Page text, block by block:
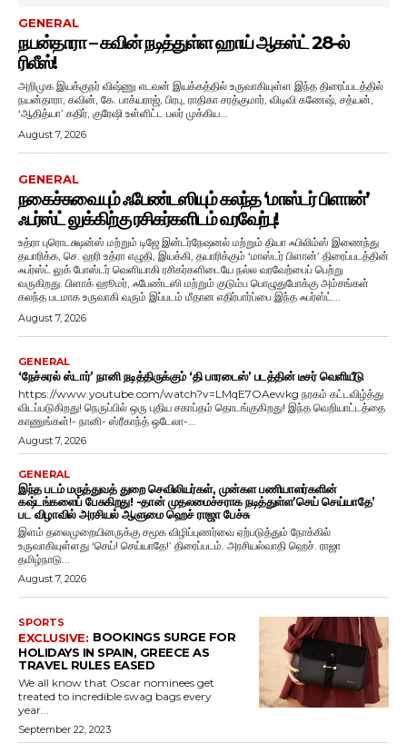
GENERAL
நயன்தாரா – கவின் நடித்துள்ள ஹாய் ஆகஸ்ட் 28-ல்
ரிலீஸ்!
அறிமுக இயக்குநர் விஷ்ணு எடவன் இயக்கத்தில் உருவாகியுள்ள இந்த திரைப்படத்தில்
நயன்தாரா, கவின், கே. பாக்யராஜ், பிரபு, ராதிகா சரத்குமார், விடிவி கணேஷ், சத்யன்,
‘ஆதித்யா’ கதிர், குரேஷி உள்ளிட்ட பலர் முக்கிய...
August 7, 2026
GENERAL
நகைச்சுவையும் ஃபேண்டஸியும் கலந்த ‘மாஸ்டர் பிளான்’
ஃபர்ஸ்ட் லுக்கிற்கு ரசிகர்களிடம் வரவேற்பு!
உத்ரா புரொடக்ஷன்ஸ் மற்றும் டிஜே இன்டர்நேஷனல் மற்றும் தியா ஃபிலிம்ஸ் இணைந்து
தயாரிக்க, செ. ஹரி உத்ரா எழுதி, இயக்கி, தயாரிக்கும் ‘மாஸ்டர் பிளான்’ திரைப்படத்தின்
ஃபர்ஸ்ட் லுக் போஸ்டர் வெளியாகி ரசிகர்களிடையே நல்ல வரவேற்பைப் பெற்று
வருகிறது. பிளாக் ஹூமர், ஃபேண்டஸி மற்றும் குடும்ப பொழுதுபோக்கு அம்சங்கள்
கலந்த படமாக உருவாகி வரும் இப்படம் மீதான எதிர்பார்ப்பை இந்த ஃபர்ஸ்ட்...
August 7, 2026
GENERAL
‘நேச்சுரல் ஸ்டார்’ நானி நடித்திருக்கும் ‘தி பாரடைஸ்’ படத்தின் டீசர் வெளியீடு
https://www.youtube.com/watch?v=LMqE7OAewkg நரகம் கட்டவிழ்த்து
விடப்படுகிறது! நெருப்பில் ஒரு புதிய சகாப்தம் தொடங்குகிறது! இந்த வெறியாட்டத்தை
காணுங்கள்!- நானி- ஸ்ரீகாந்த் ஒடேலா-...
August 7, 2026
GENERAL
இந்த படம் மருத்துவத் துறை செவிலியர்கள், முன்கள பணியாளர்களின்
கஷ்டங்களைப் பேசுகிறது! -தான் முதலமைச்சராக நடித்துள்ள’செய் செய்யாதே’
பட விழாவில் அரசியல் ஆளுமை ஹெச் ராஜா பேச்சு
இளம் தலைமுறையினருக்கு சமூக விழிப்புணர்வை ஏற்படுத்தும் நோக்கில்
உருவாகியுள்ளது ‘செய்! செய்யாதே!’ திரைப்படம். அரசியல்வாதி ஹெச். ராஜா
தமிழ்நாடு...
August 7, 2026
SPORTS
BOOKINGS SURGE FOR
HOLIDAYS IN SPAIN, GREECE AS
TRAVEL RULES EASED
We all know that Oscar nominees get
treated to incredible swag bags every
year...
September 22, 2023